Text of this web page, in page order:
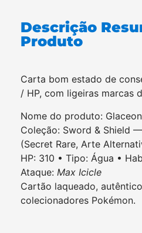
Descrição
Produto
Carta bom estado de
/ HP, com ligeiras marcas
Nome do produto:
Coleção: Sword & Shield
(Secret Rare, Arte
HP: 310 • Tipo: Água •
Ataque: Max Icicle
Cartão laqueado,
colecionadores Pokémon.